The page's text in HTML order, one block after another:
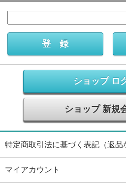
ショップ ロ
ショップ 新規
特定商取引法に基づく表記（返品
マイアカウント